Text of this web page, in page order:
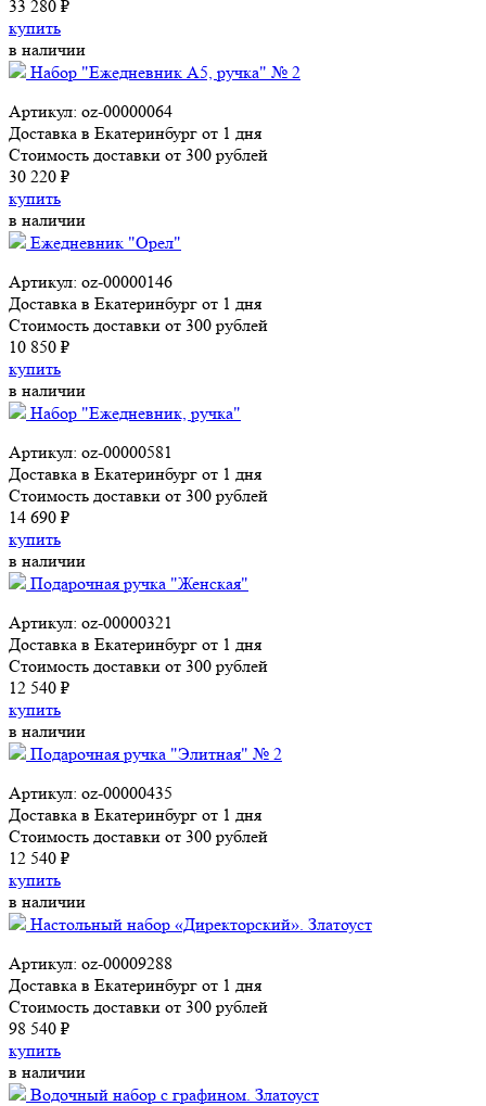
33 280 ₽
купить
в наличии
Набор "Ежедневник А5, ручка" № 2
Артикул: oz-00000064
Доставка в Екатеринбург от 1 дня
Стоимость доставки от 300 рублей
30 220 ₽
купить
в наличии
Ежедневник "Орел"
Артикул: oz-00000146
Доставка в Екатеринбург от 1 дня
Стоимость доставки от 300 рублей
10 850 ₽
купить
в наличии
Набор "Ежедневник, ручка"
Артикул: oz-00000581
Доставка в Екатеринбург от 1 дня
Стоимость доставки от 300 рублей
14 690 ₽
купить
в наличии
Подарочная ручка "Женская"
Артикул: oz-00000321
Доставка в Екатеринбург от 1 дня
Стоимость доставки от 300 рублей
12 540 ₽
купить
в наличии
Подарочная ручка "Элитная" № 2
Артикул: oz-00000435
Доставка в Екатеринбург от 1 дня
Стоимость доставки от 300 рублей
12 540 ₽
купить
в наличии
Настольный набор «Директорский». Златоуст
Артикул: oz-00009288
Доставка в Екатеринбург от 1 дня
Стоимость доставки от 300 рублей
98 540 ₽
купить
в наличии
Водочный набор с графином. Златоуст